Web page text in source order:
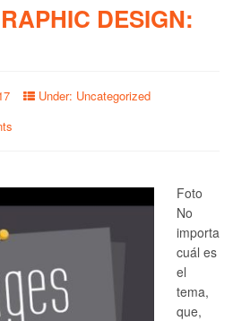
DESIGN:
Under: Uncategorized
Foto
No
importa
cuál es
el
tema,
que,